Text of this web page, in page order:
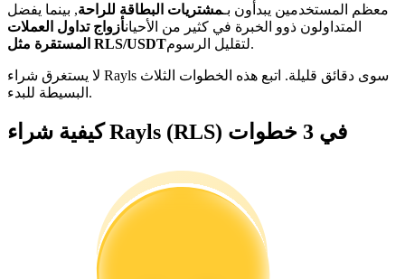
تحليل البيانات الضخمة بما في ذلك المعلومات التجارية، وما
معظم المستخدمين يبدأون بـمشتريات البطاقة للراحة, بينما يفضل
المتداولون ذوو الخبرة في كثير من الأحيانأزواج تداول العملات
المستقرة مثل RLS/USDT
لتقليل الرسوم.
لا يستغرق شراء Rayls سوى دقائق قليلة. اتبع هذه الخطوات الثلاث
البسيطة للبدء.
كيفية شراء Rayls (RLS) في 3 خطوات